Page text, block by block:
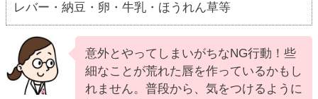
レバー・納豆・卵・牛乳・ほうれん草等
意外とやってしまいがちなNG行動！些
細なことが荒れた唇を作っているかもし
れません。普段から、気をつけるように